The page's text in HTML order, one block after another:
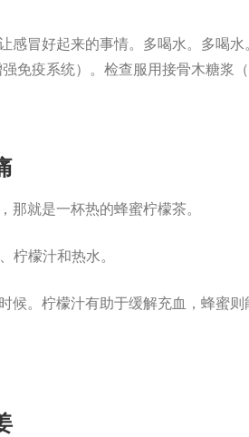
感冒好起来的事情。多喝水。多喝
免疫系统）。检查服用接骨木糖浆
那就是一杯热的蜂蜜柠檬茶。
柠檬汁和热水。
候。柠檬汁有助于缓解充血，蜂蜜